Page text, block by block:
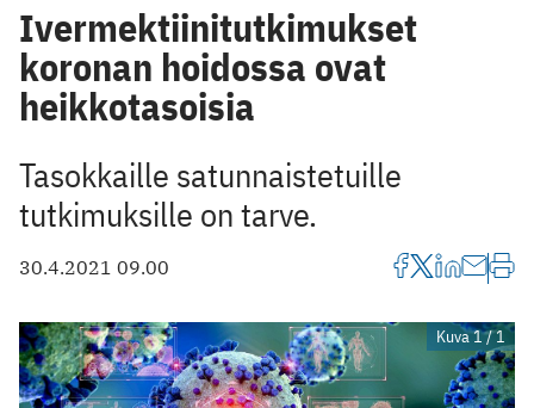
Ivermektiinitutkimukset
koronan hoidossa ovat
heikkotasoisia
Tasokkaille satunnaistetuille
tutkimuksille on tarve.
30.4.2021 09.00
Kuva 1 / 1